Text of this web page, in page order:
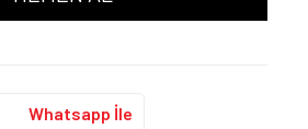
Whatsapp İle